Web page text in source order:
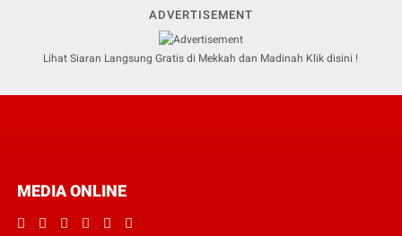
ADVERTISEMENT
Lihat Siaran Langsung Gratis di Mekkah dan Madinah Klik disini !
MEDIA ONLINE